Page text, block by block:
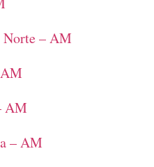
– AM
AM
– AM